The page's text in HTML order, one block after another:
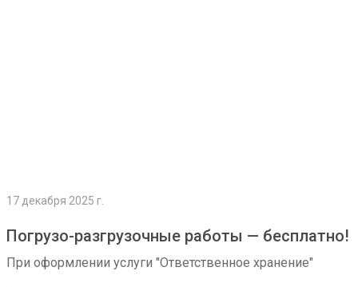
17 декабря 2025 г.
Погрузо-разгрузочные работы — бесплатно!
При оформлении услуги "Ответственное хранение"